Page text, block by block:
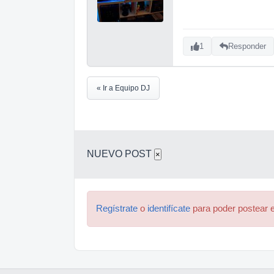
1 Responder
« Ir a Equipo DJ
NUEVO POST ×
Regístrate o identifícate para poder postear